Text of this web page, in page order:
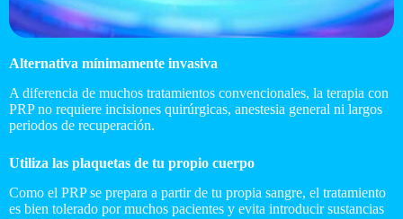
Alternativa mínimamente invasiva
A diferencia de muchos tratamientos convencionales, la terapia con
PRP no requiere incisiones quirúrgicas, anestesia general ni largos
periodos de recuperación.
Utiliza las plaquetas de tu propio cuerpo
Como el PRP se prepara a partir de tu propia sangre, el tratamiento
es bien tolerado por muchos pacientes y evita introducir sustancias